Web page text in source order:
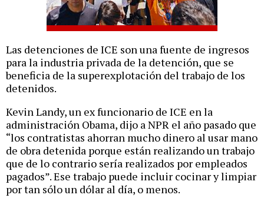
Las detenciones de ICE son una fuente de ingresos
para la industria privada de la detención, que se
beneficia de la superexplotación del trabajo de los
detenidos.
Kevin Landy, un ex funcionario de ICE en la
administración Obama, dijo a NPR el año pasado que
“los contratistas ahorran mucho dinero al usar mano
de obra detenida porque están realizando un trabajo
que de lo contrario sería realizados por empleados
pagados”. Ese trabajo puede incluir cocinar y limpiar
por tan sólo un dólar al día, o menos.